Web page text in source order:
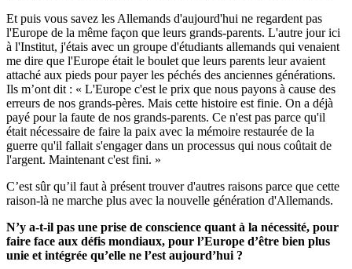
Et puis vous savez les Allemands d'aujourd'hui ne regardent pas
l'Europe de la même façon que leurs grands-parents. L'autre jour ici
à l'Institut, j'étais avec un groupe d'étudiants allemands qui venaient
me dire que l'Europe était le boulet que leurs parents leur avaient
attaché aux pieds pour payer les péchés des anciennes générations.
Ils m’ont dit : « L'Europe c'est le prix que nous payons à cause des
erreurs de nos grands-pères. Mais cette histoire est finie. On a déjà
payé pour la faute de nos grands-parents. Ce n'est pas parce qu'il
était nécessaire de faire la paix avec la mémoire restaurée de la
guerre qu'il fallait s'engager dans un processus qui nous coûtait de
l'argent. Maintenant c'est fini. »
C’est sûr qu’il faut à présent trouver d'autres raisons parce que cette
raison-là ne marche plus avec la nouvelle génération d'Allemands.
N’y a-t-il pas une prise de conscience quant à la nécessité, pour
faire face aux défis mondiaux, pour l’Europe d’être bien plus
unie et intégrée qu’elle ne l’est aujourd’hui ?